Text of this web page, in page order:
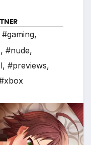
#gaming,
, #nude,
, #previews,